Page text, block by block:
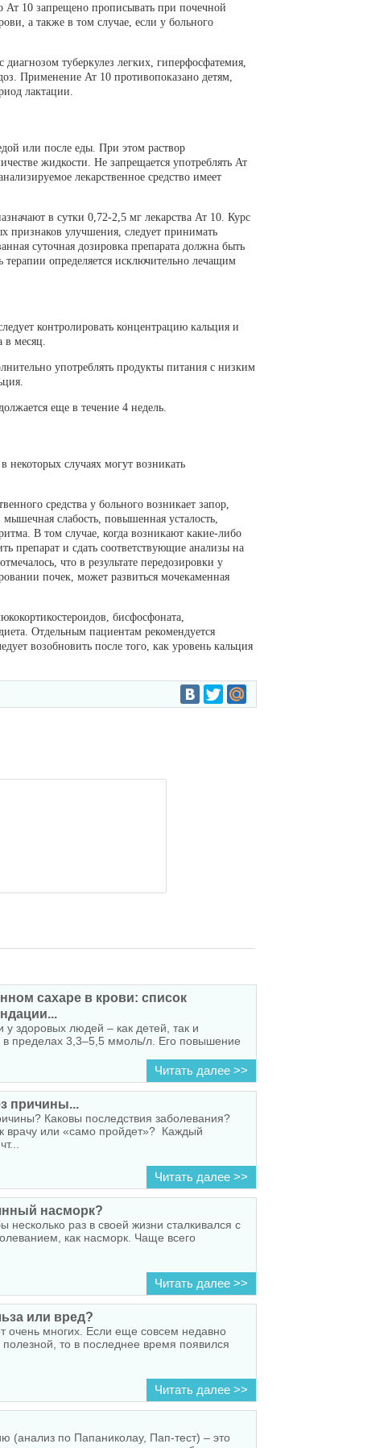
Ат 10 запрещено прописывать при почечной
а также в том случае, если у больного
туберкулез легких, гиперфосфатемия,
Применение Ат 10 противопоказано детям,
лактации.
или после еды. При этом раствор
жидкости. Не запрещается употреблять Ат
лекарственное средство имеет
в сутки 0,72-2,5 мг лекарства Ат 10. Курс
признаков улучшения, следует принимать
суточная дозировка препарата должна быть
определяется исключительно лечащим
контролировать концентрацию кальция и
месяц.
употреблять продукты питания с низким
еще в течение 4 недель.
случаях могут возникать
средства у больного возникает запор,
слабость, повышенная усталость,
В том случае, когда возникают какие-либо
препарат и сдать соответствующие анализы на
что в результате передозировки у
почек, может развиться мочекаменная
бисфосфоната,
Отдельным пациентам рекомендуется
возобновить после того, как уровень кальция
сахаре в крови: список
у здоровых людей – как детей, так и
в пределах 3,3–5,5 ммоль/л. Его повышение
Читать далее >>
причины...
Каковы последствия заболевания?
врачу или «само пройдет»? Каждый
Читать далее >>
насморк?
несколько раз в своей жизни сталкивался с
как насморк. Чаще всего
Читать далее >>
или вред?
очень многих. Если еще совсем недавно
то в последнее время появился
Читать далее >>
(анализ по Папаниколау, Пап-тест) – это